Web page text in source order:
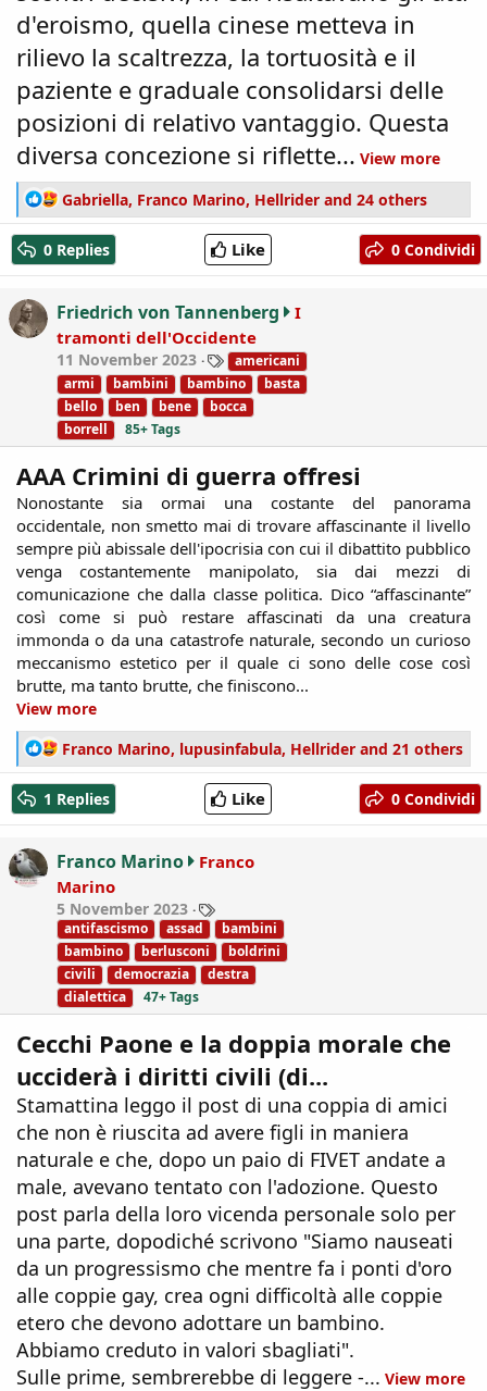
d'eroismo, quella cinese metteva in
rilievo la scaltrezza, la tortuosità e il
paziente e graduale consolidarsi delle
posizioni di relativo vantaggio. Questa
diversa concezione si riflette... View more
R
e
a
c
t
i
o
n
s
:
Gabriella, Franco Marino, Hellrider and 24 others
0 Replies Like 0 Condividi
Friedrich von Tannenberg
I
tramonti dell'Occidente
11 November 2023
T
a
g
s
americani
armi
bambini bambino
basta
bello
ben bene
bocca
borrell
85+ Tags
AAA Crimini di guerra offresi
Nonostante sia ormai una costante del panorama
occidentale, non smetto mai di trovare affascinante il livello
sempre più abissale dell'ipocrisia con cui il dibattito pubblico
venga costantemente manipolato, sia dai mezzi di
comunicazione che dalla classe politica. Dico “affascinante”
così come si può restare affascinati da una creatura
immonda o da una catastrofe naturale, secondo un curioso
meccanismo estetico per il quale ci sono delle cose così
brutte, ma tanto brutte, che finiscono...​
View more
R
e
a
c
t
i
o
n
s
:
Franco Marino, lupusinfabula, Hellrider and 21 others
1 Replies Like 0 Condividi
Franco Marino
Franco
Marino
5 November 2023
T
a
g
s
antifascismo assad
bambini
bambino
berlusconi
boldrini
civili
democrazia
destra
dialettica
47+ Tags
Cecchi Paone e la doppia morale che
ucciderà i diritti civili (di...
Stamattina leggo il post di una coppia di amici
che non è riuscita ad avere figli in maniera
naturale e che, dopo un paio di FIVET andate a
male, avevano tentato con l'adozione. Questo
post parla della loro vicenda personale solo per
una parte, dopodiché scrivono "Siamo nauseati
da un progressismo che mentre fa i ponti d'oro
alle coppie gay, crea ogni difficoltà alle coppie
etero che devono adottare un bambino.
Abbiamo creduto in valori sbagliati".
Sulle prime, sembrerebbe di leggere -... View more